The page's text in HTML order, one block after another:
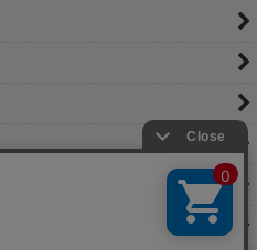
合】
書希望の連絡をお願い致します
て頂きます。